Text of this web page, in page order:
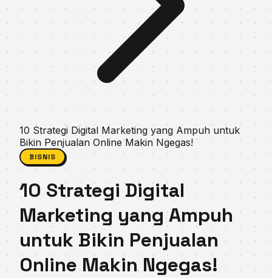
10 Strategi Digital Marketing yang Ampuh untuk
Bikin Penjualan Online Makin Ngegas!
BISNIS
10 Strategi Digital
Marketing yang Ampuh
untuk Bikin Penjualan
Online Makin Ngegas!